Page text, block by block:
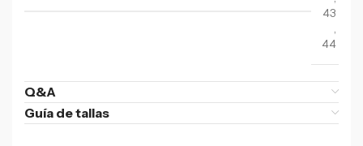
43
,
44
Q&A
Guía de tallas